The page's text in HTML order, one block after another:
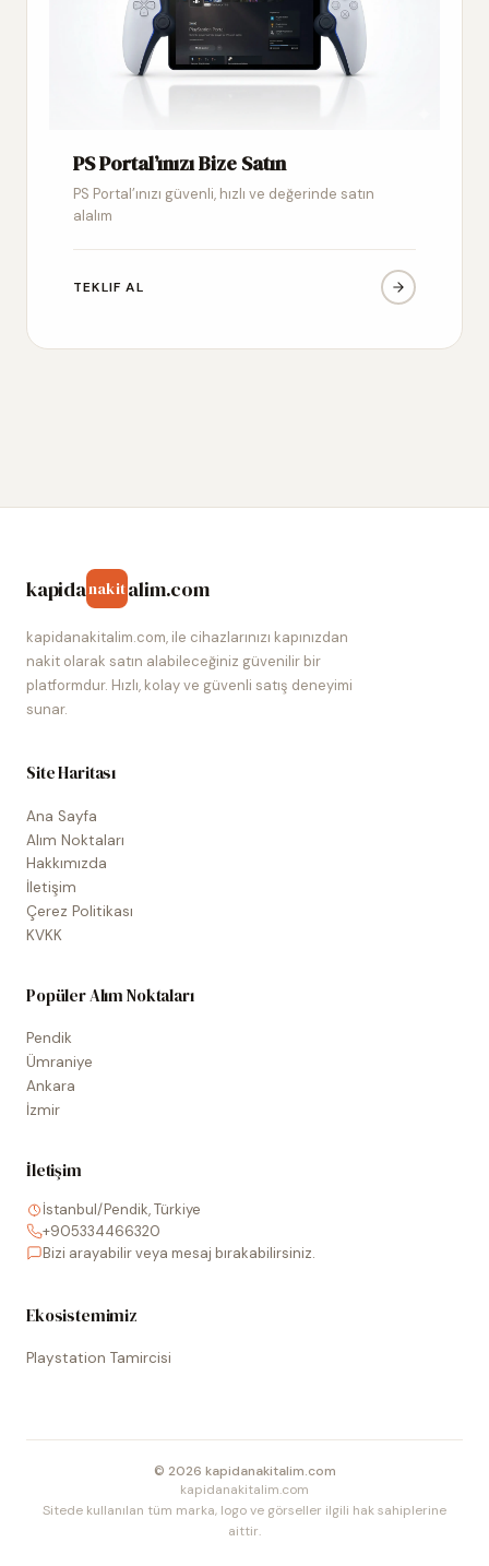
PS Portal’ınızı Bize Satın
PS Portal’ınızı güvenli, hızlı ve değerinde satın
alalım
TEKLIF AL
kapidanakitalim.com
kapidanakitalim.com, ile cihazlarınızı kapınızdan
nakit olarak satın alabileceğiniz güvenilir bir
platformdur. Hızlı, kolay ve güvenli satış deneyimi
sunar.
Site Haritası
Ana Sayfa
Alım Noktaları
Hakkımızda
İletişim
Çerez Politikası
KVKK
Popüler Alım Noktaları
Pendik
Ümraniye
Ankara
İzmir
İletişim
İstanbul/Pendik, Türkiye
+905334466320
Bizi arayabilir veya mesaj bırakabilirsiniz.
Ekosistemimiz
Playstation Tamircisi
© 2026 kapidanakitalim.com
kapidanakitalim.com
Sitede kullanılan tüm marka, logo ve görseller ilgili hak sahiplerine
aittir.